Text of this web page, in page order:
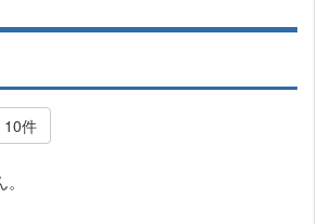
10件